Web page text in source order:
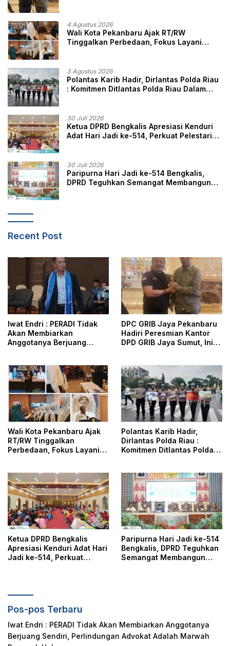
4 Agustus 2026
Wali Kota Pekanbaru Ajak RT/RW
Tinggalkan Perbedaan, Fokus Layani
3 Agustus 2026
Polantas Karib Hadir, Dirlantas Polda Riau
: Komitmen Ditlantas Polda Riau Dalam
30 Juli 2026
Ketua DPRD Bengkalis Apresiasi Kenduri
Adat Hari Jadi ke-514, Perkuat Pelestarian
30 Juli 2026
Paripurna Hari Jadi ke-514 Bengkalis,
DPRD Teguhkan Semangat Membangun
Recent Post
Iwat Endri : PERADI Tidak
Akan Membiarkan
Anggotanya Berjuang
Penegak Hukum
DPC GRIB Jaya Pekanbaru
Hadiri Peresmian Kantor
DPD GRIB Jaya Sumut, Ini
Wali Kota Pekanbaru Ajak
RT/RW Tinggalkan
Perbedaan, Fokus Layani
Polantas Karib Hadir,
Dirlantas Polda Riau :
Komitmen Ditlantas Polda
dan Edukasi Kepada
Masyarakat
Ketua DPRD Bengkalis
Apresiasi Kenduri Adat Hari
Jadi ke-514, Perkuat
Paripurna Hari Jadi ke-514
Bengkalis, DPRD Teguhkan
Semangat Membangun
Pos-pos Terbaru
Iwat Endri : PERADI Tidak Akan Membiarkan Anggotanya
Berjuang Sendiri, Perlindungan Advokat Adalah Marwah